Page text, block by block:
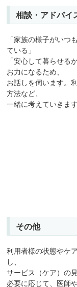
相談・アドバイ
「家族の様子がいつ
ている」
「安心して暮らせる
お力になるため、
お話しを伺います。
方法など、
一緒に考えていきま
その他
利用者様の状態やケ
し、
サービス（ケア）の
必要に応じて、医師